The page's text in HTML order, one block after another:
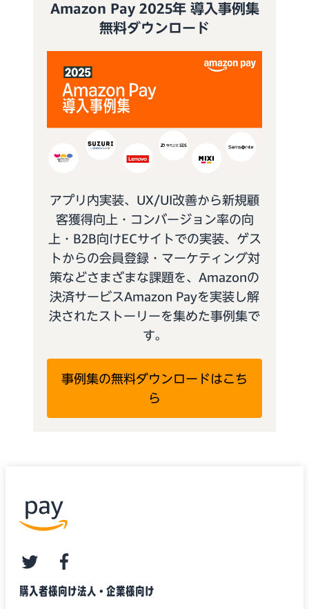
Amazon Pay 2025年 導入事例集
無料ダウンロード
アプリ内実装、UX/UI改善から新規顧
客獲得向上・コンバージョン率の向
上・B2B向けECサイトでの実装、ゲス
トからの会員登録・マーケティング対
策などさまざまな課題を、Amazonの
決済サービスAmazon Payを実装し解
決されたストーリーを集めた事例集で
す。
事例集の無料ダウンロードはこち
ら
購入者様向け法人・企業様向け
twitterfacebook